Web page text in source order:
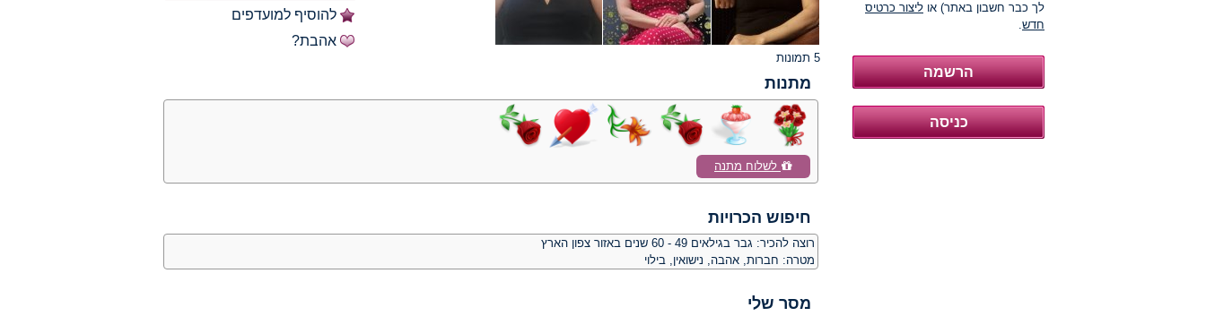
לך כבר חשבון באתר) או ליצור כרטיס
חדש.
5 תמונות
להוסיף למועדפים
אהבת?
מתנות
לשלוח מתנה
חיפוש הכרויות
רוצה להכיר: גבר בגילאים 49 - 60 שנים באזור צפון הארץ
מטרה: חברות, אהבה, נישואין, בילוי
מסר שלי